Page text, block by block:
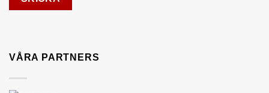
VÅRA PARTNERS